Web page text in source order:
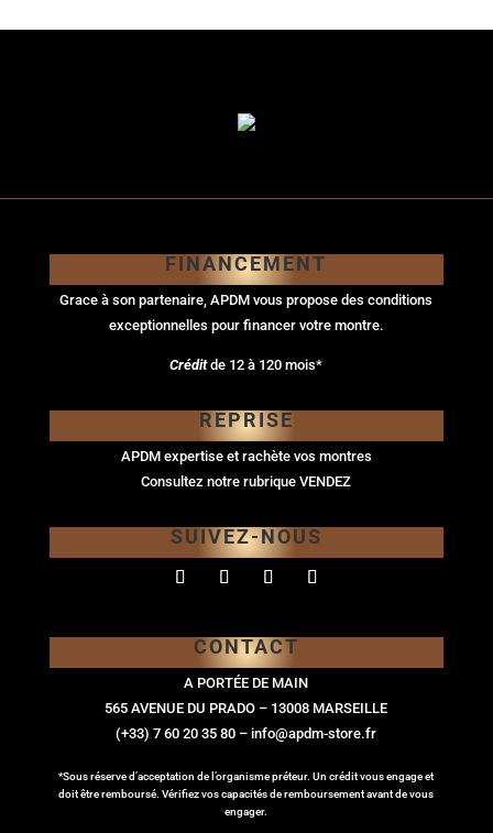
FINANCEMENT
Grace à son partenaire, APDM vous propose des conditions
exceptionnelles pour financer votre montre.
Créditde 12 à 120 mois*
REPRISE
APDM expertise et rachète vos montres
Consultez notre rubrique VENDEZ
SUIVEZ-NOUS
CONTACT
A PORTÉE DE MAIN
565 AVENUE DU PRADO – 13008 MARSEILLE
(+33) 7 60 20 35 80 – info@apdm-store.fr
*Sous réserve d’acceptation de l’organisme préteur. Un crédit vous engage et
doit être remboursé. Vérifiez vos capacités de remboursement avant de vous
engager.